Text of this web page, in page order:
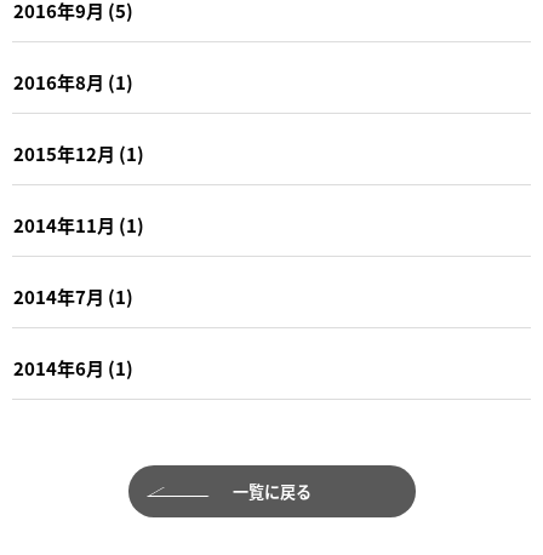
2016年9月 (5)
2016年8月 (1)
2015年12月 (1)
2014年11月 (1)
2014年7月 (1)
2014年6月 (1)
一覧に戻る